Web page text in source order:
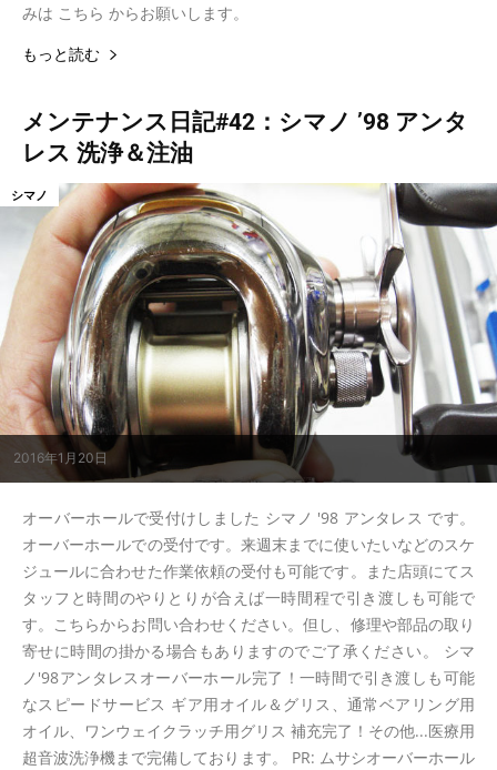
みは こちら からお願いします。
もっと読む
メンテナンス日記#42：シマノ ’98 アンタ
レス 洗浄＆注油
2016年1月20日
シマノ
オーバーホールで受付けしました シマノ '98 アンタレス です。
オーバーホールでの受付です。来週末までに使いたいなどのスケ
ジュールに合わせた作業依頼の受付も可能です。また店頭にてス
タッフと時間のやりとりが合えば一時間程で引き渡しも可能で
す。こちらからお問い合わせください。但し、修理や部品の取り
寄せに時間の掛かる場合もありますのでご了承ください。 シマ
ノ'98アンタレスオーバーホール完了！一時間で引き渡しも可能
なスピードサービス ギア用オイル＆グリス、通常ベアリング用
オイル、ワンウェイクラッチ用グリス 補充完了！その他...医療用
超音波洗浄機まで完備しております。 PR: ムサシオーバーホール